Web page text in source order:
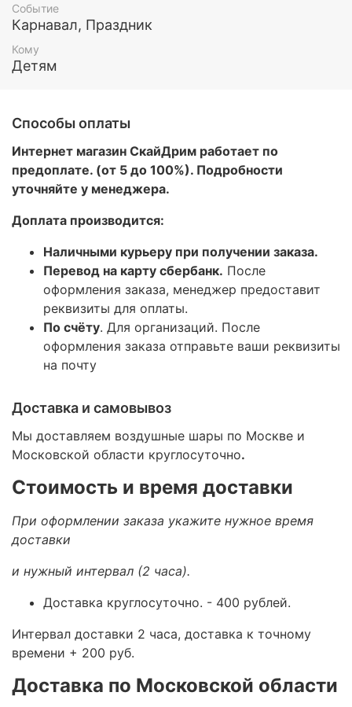
Событие
Карнавал, Праздник
Кому
Детям
Способы оплаты
Интернет магазин СкайДрим работает по
предоплате. (от 5 до 100%). Подробности
уточняйте у менеджера.
Доплата производится:
Наличными курьеру при получении заказа.
Перевод на карту сбербанк. После
оформления заказа, менеджер предоставит
реквизиты для оплаты.
По счёту. Для организаций. После
оформления заказа отправьте ваши реквизиты
на почту
Доставка и самовывоз
Мы доставляем воздушные шары по Москве и
Московской области круглосуточно.
Стоимость и время доставки
При оформлении заказа укажите нужное время
доставки
и нужный интервал (2 часа).
Доставка круглосуточно. - 400 рублей.
Интервал доставки 2 часа, доставка к точному
времени + 200 руб.
Доставка по Московской области